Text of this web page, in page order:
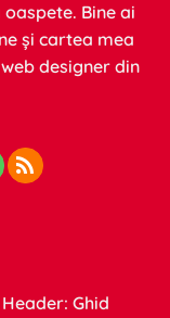
Bine ai
și cartea mea
designer din
Ghid